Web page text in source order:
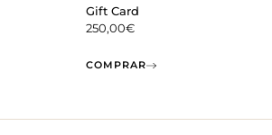
Gift Card
250,00€
COMPRAR